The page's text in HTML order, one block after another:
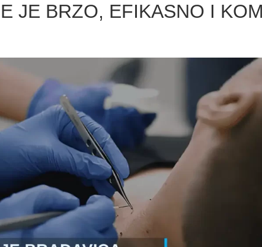
JE BRZO, EFIKASNO I